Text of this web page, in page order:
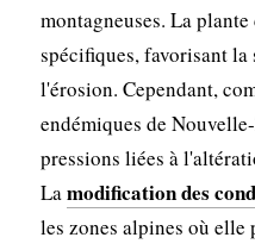
montagneuses. La
spécifiques, favorisant
l'érosion. Cependant,
endémiques de
pressions liées à
Lamodification des
les zones alpines où elle